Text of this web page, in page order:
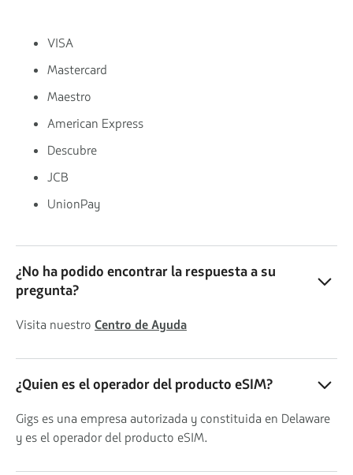
VISA
Mastercard
Maestro
American Express
Descubre
JCB
UnionPay
¿No ha podido encontrar la respuesta a su
pregunta?
Visita nuestro Centro de Ayuda
¿Quien es el operador del producto eSIM?
Gigs es una empresa autorizada y constituida en Delaware
y es el operador del producto eSIM.